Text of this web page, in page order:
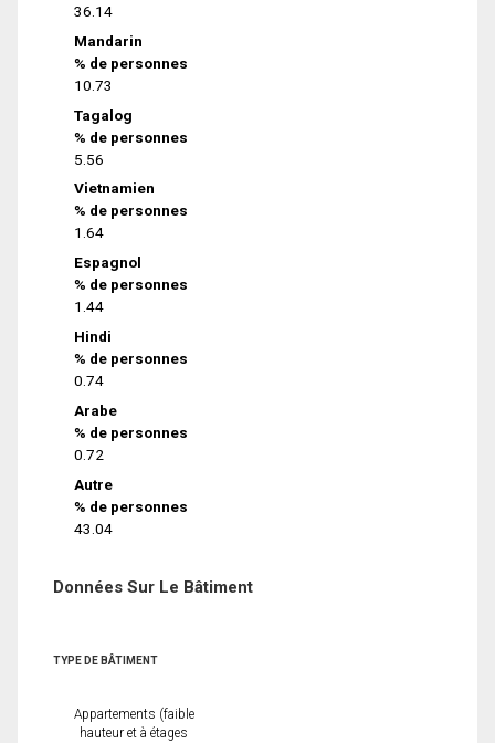
36.14
Mandarin
% de personnes
10.73
Tagalog
% de personnes
5.56
Vietnamien
% de personnes
1.64
Espagnol
% de personnes
1.44
Hindi
% de personnes
0.74
Arabe
% de personnes
0.72
Autre
% de personnes
43.04
Données Sur Le Bâtiment
TYPE DE BÂTIMENT
Appartements (faible
hauteur et à étages